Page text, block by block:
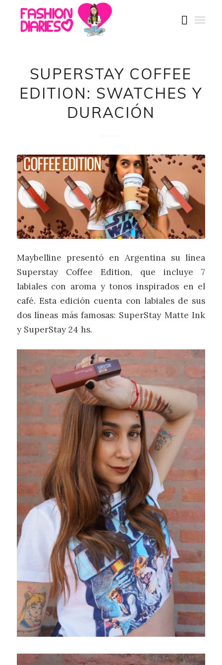
SUPERSTAY COFFEE
EDITION: SWATCHES Y
DURACIÓN
Maybelline presentó en Argentina su línea
Superstay Coffee Edition, que incluye 7
labiales con aroma y tonos inspirados en el
café. Esta edición cuenta con labiales de sus
dos líneas más famosas: SuperStay Matte Ink
y SuperStay 24 hs.